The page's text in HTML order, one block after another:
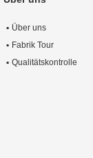
Über uns
Fabrik Tour
Qualitätskontrolle